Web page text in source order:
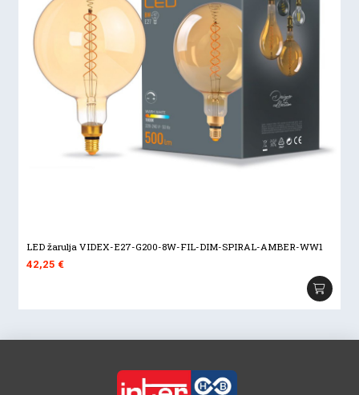
LED žarulja VIDEX-E27-G200-8W-FIL-DIM-SPIRAL-AMBER-WW1
42,25€